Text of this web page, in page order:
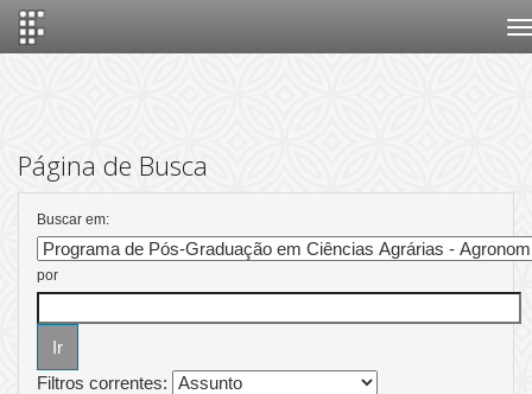
Página de Busca
Buscar em:
por
Filtros correntes: